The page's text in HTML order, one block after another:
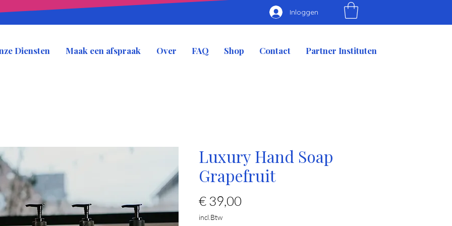
Diensten Maak een afspraak Over FAQ Shop Contact Partner Instituten
Inloggen
Luxury Hand Soap
Grapefruit
€ 39,00Prijs
incl.Btw